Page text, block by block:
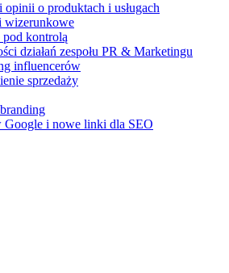
o produktach i usługach
wizerunkowe
kontrolą
działań zespołu PR & Marketingu
influencerów
sprzedaży
Google i nowe linki dla SEO